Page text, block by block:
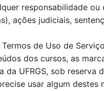
responsabilidade
ações judiciais,
de Uso de
dos cursos, as
da UFRGS, sob
usar algum destes